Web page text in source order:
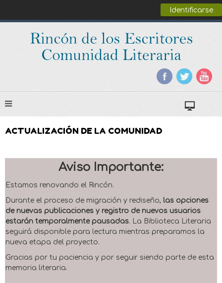
Identificarse
ACTUALIZACIÓN DE LA COMUNIDAD
Aviso Importante:
Estamos renovando el Rincón.
Durante el proceso de migración y rediseño, las opciones
de nuevas publicaciones y registro de nuevos usuarios
estarán temporalmente pausadas. La Biblioteca Literaria
seguirá disponible para lectura mientras preparamos la
nueva etapa del proyecto.
Gracias por tu paciencia y por seguir siendo parte de esta
memoria literaria.